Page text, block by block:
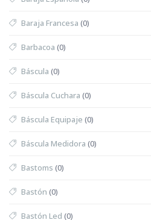
Baraja Francesa (0)
Barbacoa (0)
Báscula (0)
Báscula Cuchara (0)
Báscula Equipaje (0)
Báscula Medidora (0)
Bastoms (0)
Bastón (0)
Bastón Led (0)